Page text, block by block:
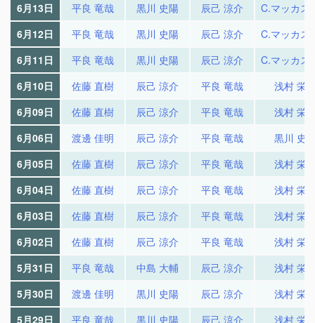
6月13日
平良 竜哉 黒川 史陽 辰己 涼介
C.マッカス
6月12日
平良 竜哉 黒川 史陽 辰己 涼介
C.マッカス
6月11日
平良 竜哉 黒川 史陽 辰己 涼介
C.マッカス
6月10日
佐藤 直樹 辰己 涼介 平良 竜哉
浅村 栄
6月09日
佐藤 直樹 辰己 涼介 平良 竜哉
浅村 栄
6月06日
渡邊 佳明 辰己 涼介 平良 竜哉
黒川 史
6月05日
佐藤 直樹 辰己 涼介 平良 竜哉
浅村 栄
6月04日
佐藤 直樹 辰己 涼介 平良 竜哉
浅村 栄
6月03日
佐藤 直樹 辰己 涼介 平良 竜哉
浅村 栄
6月02日
佐藤 直樹 辰己 涼介 平良 竜哉
浅村 栄
5月31日
平良 竜哉 中島 大輔 辰己 涼介
浅村 栄
5月30日
渡邊 佳明 黒川 史陽 辰己 涼介
浅村 栄
5月29日
平良 竜哉 黒川 史陽 辰己 涼介 浅村 栄